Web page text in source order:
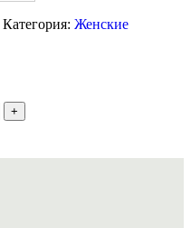
Категория: Женские